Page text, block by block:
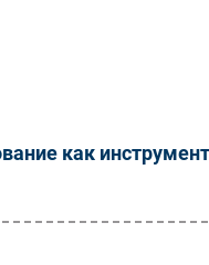
как инструмент